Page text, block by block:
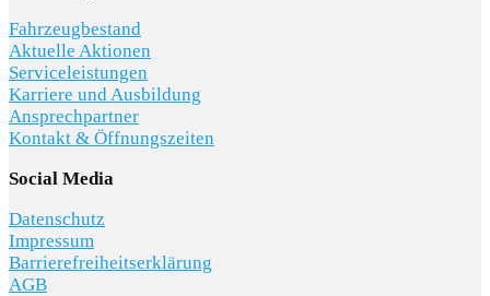
Fahrzeugbestand
Aktuelle Aktionen
Serviceleistungen
Karriere und Ausbildung
Ansprechpartner
Kontakt & Öffnungszeiten
Social Media
Datenschutz
Impressum
Barrierefreiheitserklärung
AGB